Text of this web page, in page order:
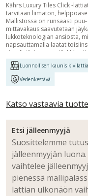
Kährs Luxury Tiles Click -
tarvitaan liimaton,
Mallistossa on runsaasti
mittavakaus saavutetaan
lukkoteknologian ansiosta,
napsauttamalla laatat
vinyylistä, jossa on jäykkä
vaimentava IXPE-
käsitelty vahvalla
naarmuuntumista ja vettä.
päälle, mikä tekee Click-
kaikki muutkin Luxury Tiles -
Luonnollisen kaunis
Vedenkestävä
Katso vastaavia
Etsi jälleenmyyjä
Suosittelemme
jälleenmyyjän
vaihtelee
pienessä
lattian ulkonäön